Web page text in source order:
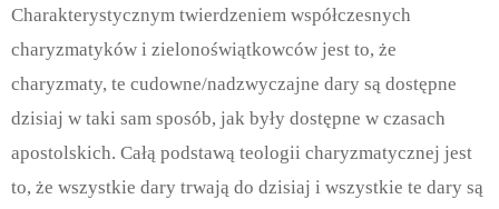
Charakterystycznym twierdzeniem współczesnych
charyzmatyków i zielonoświątkowców jest to, że
charyzmaty, te cudowne/nadzwyczajne dary są dostępne
dzisiaj w taki sam sposób, jak były dostępne w czasach
apostolskich. Całą podstawą teologii charyzmatycznej jest
to, że wszystkie dary trwają do dzisiaj i wszystkie te dary są